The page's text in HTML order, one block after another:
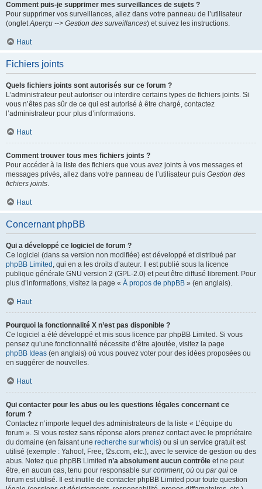
Comment puis-je supprimer mes surveillances de sujets ?
Pour supprimer vos surveillances, allez dans votre panneau de l’utilisateur
(ongletAperçu --> Gestion des surveillances) et suivez les instructions.
Haut
Fichiers joints
Quels fichiers joints sont autorisés sur ce forum ?
L’administrateur peut autoriser ou interdire certains types de fichiers joints. Si
vous n’êtes pas sûr de ce qui est autorisé à être chargé, contactez
l’administrateur pour plus d’informations.
Haut
Comment trouver tous mes fichiers joints ?
Pour accéder à la liste des fichiers que vous avez joints à vos messages et
messages privés, allez dans votre panneau de l’utilisateur puis Gestion des
fichiers joints.
Haut
Concernant phpBB
Qui a développé ce logiciel de forum ?
Ce logiciel (dans sa version non modifiée) est développé et distribué par
phpBB Limited , qui en a les droits d’auteur. Il est publié sous la licence
publique générale GNU version 2 (GPL-2.0) et peut être diffusé librement. Pour
plus d’informations, visitez la page « À propos de phpBB » (en anglais).
Haut
Pourquoi la fonctionnalité X n’est pas disponible ?
Ce logiciel a été développé et mis sous licence par phpBB Limited. Si vous
pensez qu’une fonctionnalité nécessite d’être ajoutée, visitez la page
phpBB Ideas (en anglais) où vous pouvez voter pour des idées proposées ou
en suggérer de nouvelles.
Haut
Qui contacter pour les abus ou les questions légales concernant ce
forum ?
Contactez n’importe lequel des administrateurs de la liste « L’équipe du
forum ». Si vous restez sans réponse alors prenez contact avec le propriétaire
du domaine (en faisant une recherche sur whois) ou si un service gratuit est
utilisé (exemple : Yahoo!, Free, f2s.com, etc.), avec le service de gestion ou des
abus. Notez que phpBB Limited n’a absolument aucun contrôle et ne peut
être, en aucun cas, tenu pour responsable sur comment, où ou par qui ce
forum est utilisé. Il est inutile de contacter phpBB Limited pour toute question